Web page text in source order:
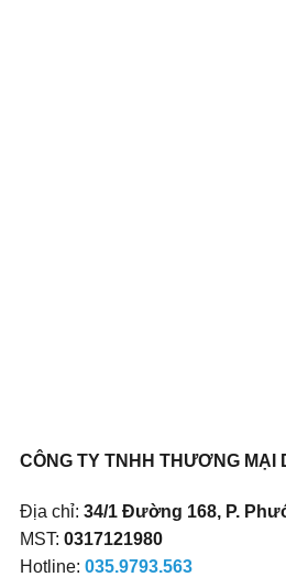
CÔNG TY TNHH THƯƠNG MẠI
Địa chỉ: 34/1 Đường 168, P.
MST: 0317121980
Hotline: 035.9793.563